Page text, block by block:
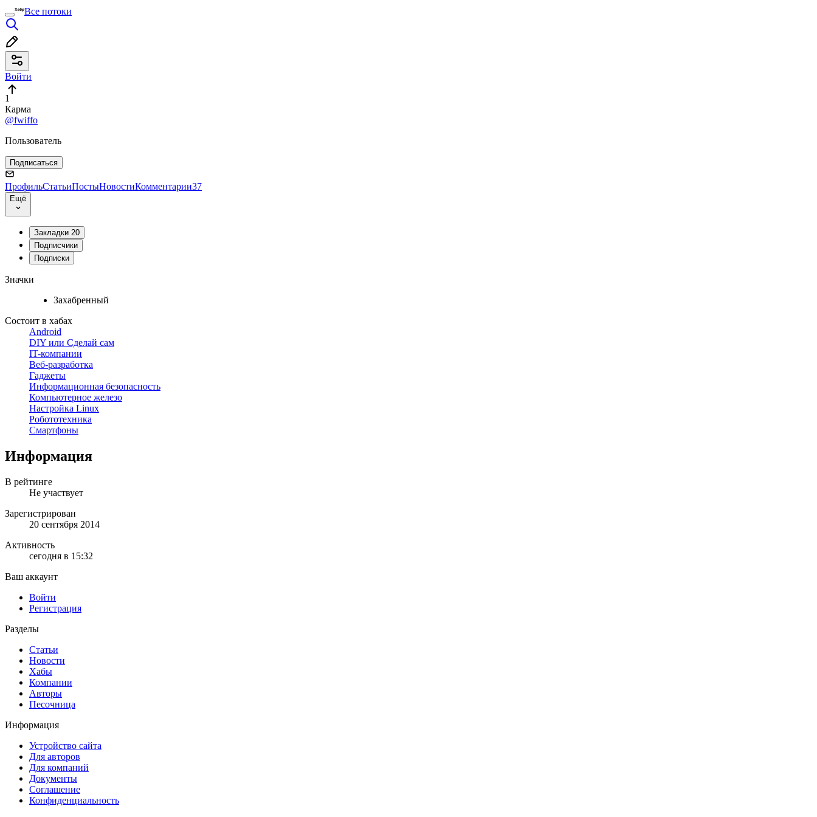
Все потоки
Войти
1
Карма
@fwiffo
Пользователь
Подписаться
ПрофильСтатьиПостыНовостиКомментарии37
Ещё
Закладки 20
Подписчики
Подписки
Значки
Захабренный
Состоит в хабах
Android
DIY или Сделай сам
IT-компании
Веб-разработка
Гаджеты
Информационная безопасность
Компьютерное железо
Настройка Linux
Робототехника
Смартфоны
Информация
В рейтинге
Не участвует
Зарегистрирован
20 сентября 2014
Активность
сегодня в 15:32
Ваш аккаунт
Войти
Регистрация
Разделы
Статьи
Новости
Хабы
Компании
Авторы
Песочница
Информация
Устройство сайта
Для авторов
Для компаний
Документы
Соглашение
Конфиденциальность